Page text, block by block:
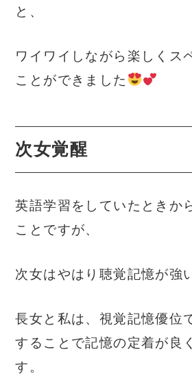
と、
ワイワイしながら楽しくス
ことができました
次女覚醒
英語学習をしていたときか
ことですが、
次女はやはり聴覚記憶が強
長女と私は、視覚記憶優位
することで記憶の定着が良
す。